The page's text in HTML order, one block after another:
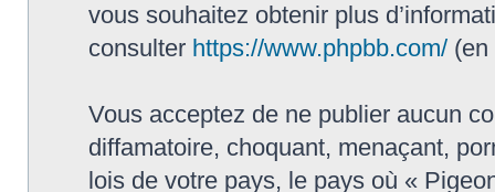
vous souhaitez obtenir plus
consulter https://www.phpbb.com/ (en
Vous acceptez de ne publier aucun
diffamatoire, choquant, menaçant,
lois de votre pays, le pays où «